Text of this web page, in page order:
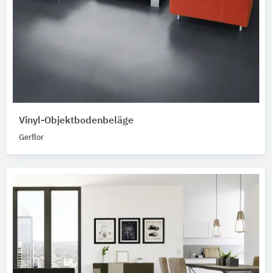
Vinyl-Objektbodenbeläge
Gerflor